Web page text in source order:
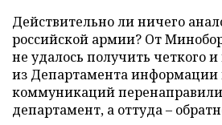
Действительно ли ничего
российской армии? От
не удалось получить четкого и
из Департамента информации
коммуникаций
департамент, а оттуда –